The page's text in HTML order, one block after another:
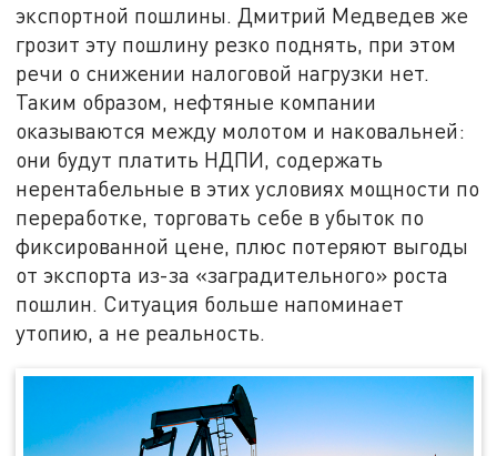
экспортной пошлины. Дмитрий Медведев же
грозит эту пошлину резко поднять, при этом
речи о снижении налоговой нагрузки нет.
Таким образом, нефтяные компании
оказываются между молотом и наковальней:
они будут платить НДПИ, содержать
нерентабельные в этих условиях мощности по
переработке, торговать себе в убыток по
фиксированной цене, плюс потеряют выгоды
от экспорта из-за «заградительного» роста
пошлин. Ситуация больше напоминает
утопию, а не реальность.